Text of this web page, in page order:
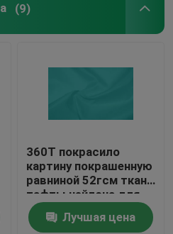
полиэфира
(9)
360Т покрасило
картину покрашенную
равниной 52гсм ткани
тафты нейлона для
ткани сумки
Лучшая цена